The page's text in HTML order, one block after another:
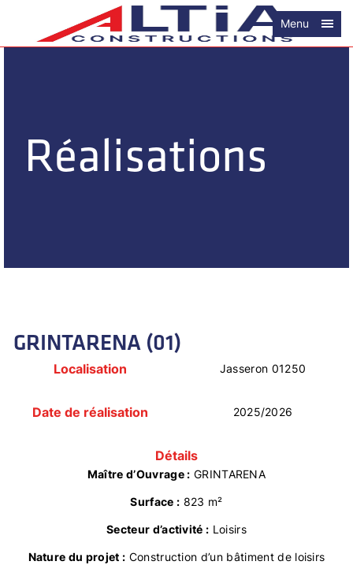
Menu
Réalisations
GRINTARENA (01)
Localisation Jasseron 01250
Date de réalisation 2025/2026
Détails
Maître d’Ouvrage : GRINTARENA
Surface : 823 m²
Secteur d’activité : Loisirs
Nature du projet : Construction d’un bâtiment de loisirs